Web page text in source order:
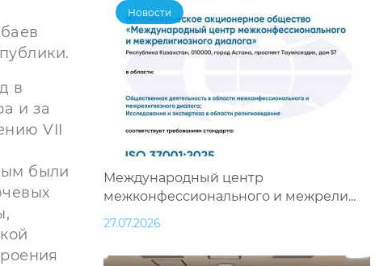
в
и за
VII
были
Новости
Международный центр
межконфессионального и межрели...
27.07.2026